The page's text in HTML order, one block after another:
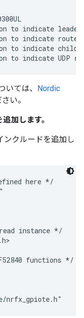
to indicate
on to indicate
on to indicate child
いては、 Nordic
い。
加します。
ンクルードを追加し
here */
instance */
functions */